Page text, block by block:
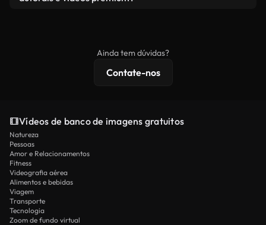
licenciamento estendidas.
Ainda tem dúvidas?
Contate-nos
Vídeos de banco de imagens gratuitos
Natureza
Pessoas
Amor e Relacionamentos
Fitness
Videografia aérea
Alimentos e bebidas
Viagem
Transporte
Tecnologia
Zoom de fundo virtual